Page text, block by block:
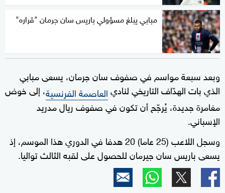
مبابي يبلغ مسؤولي باريس سان جرمان "قراره"
وبعد سبعة مواسم في صفوف سان جرمان، يسعى مبابي
الذي بات الهدّاف التاريخي لناديالعاصمة الفرنسية، إلى خوض
مغامرة جديدة، يُرجّح أن تكون في صفوف ريال مدريد
الإسباني.
وسجل اللاعب (25 عاما) 20 هدفا في الدوري هذا الموسم، إذ
يسعى باريس سان جيرمان للحصول على لقبه الثالث تواليا.